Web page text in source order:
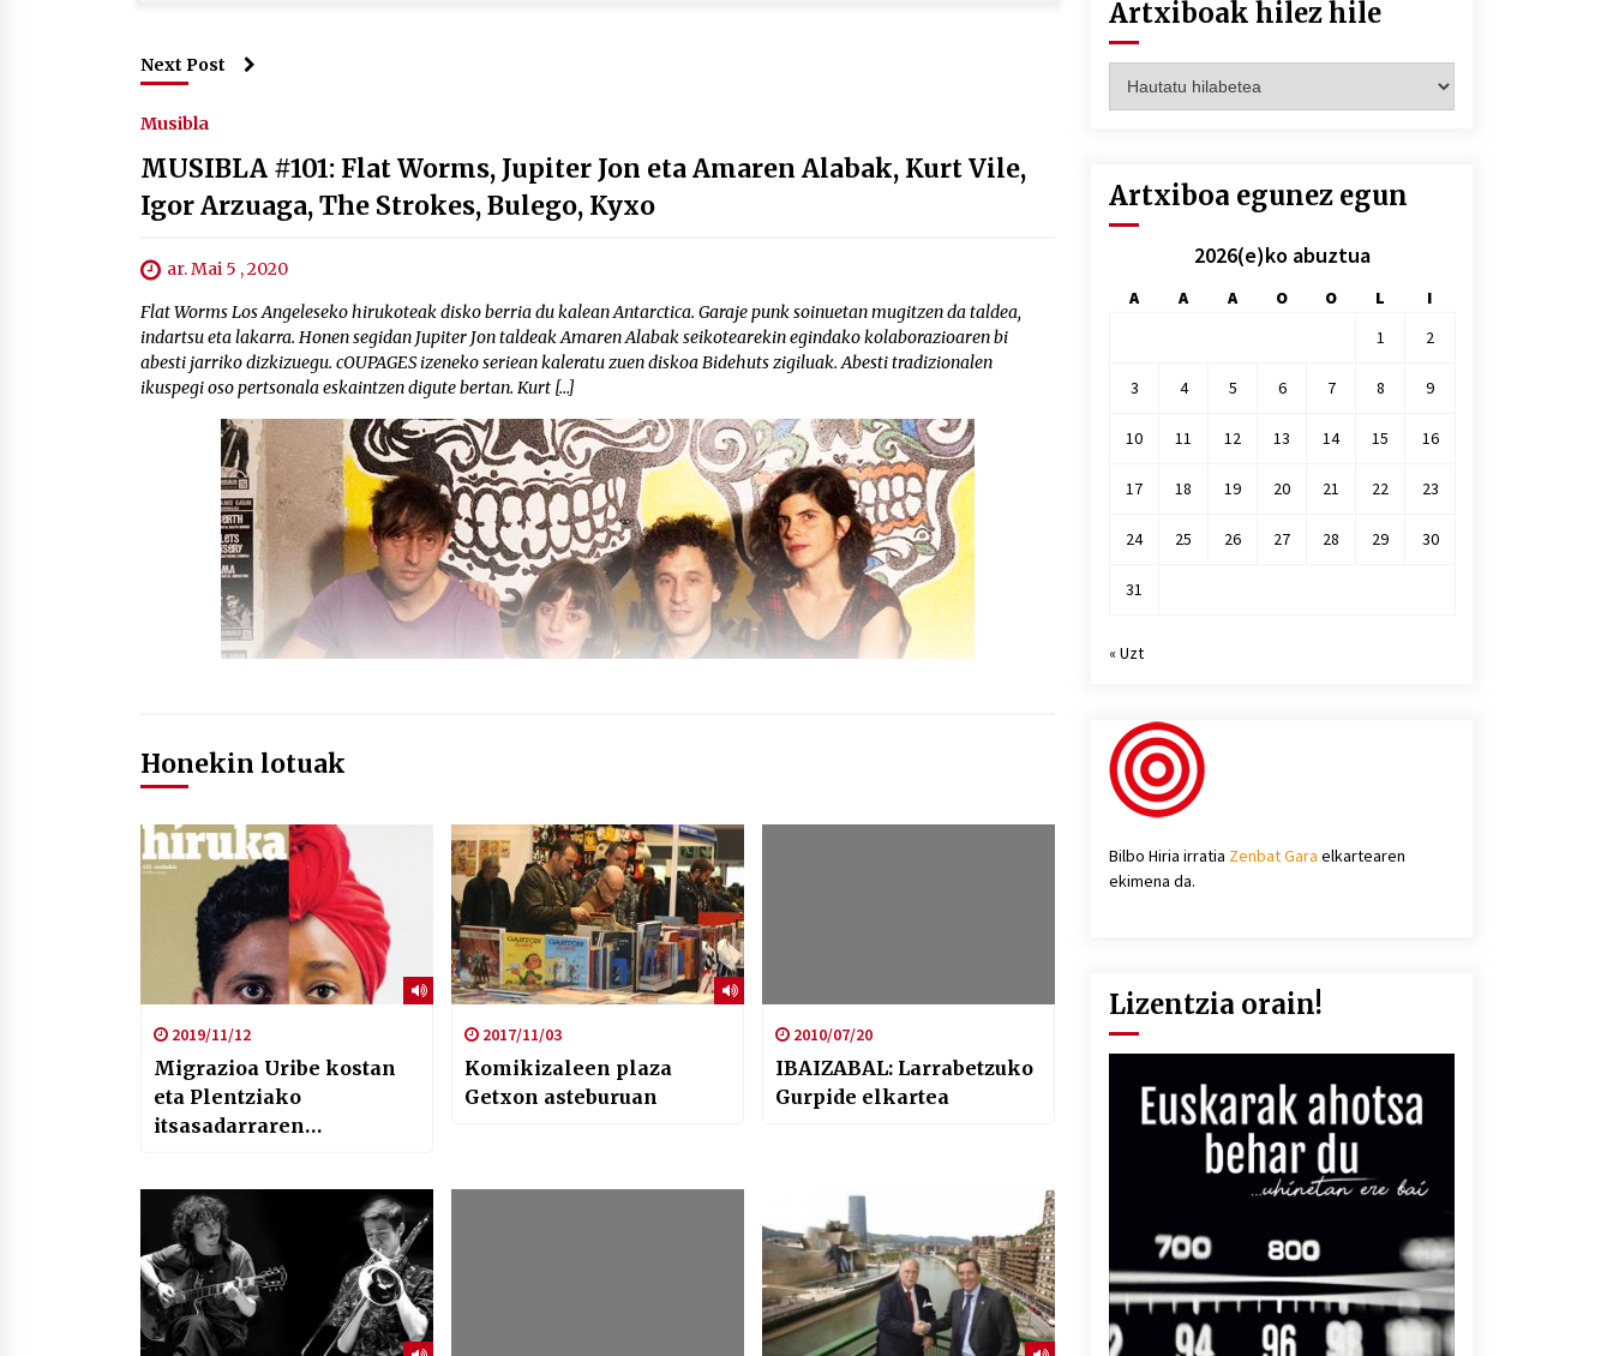
Next Post
Musibla
MUSIBLA #101: Flat Worms, Jupiter Jon eta Amaren Alabak, Kurt Vile,
Igor Arzuaga, The Strokes, Bulego, Kyxo
ar. Mai 5 , 2020
Flat Worms Los Angeleseko hirukoteak disko berria du kalean Antarctica. Garaje punk soinuetan mugitzen da taldea,
indartsu eta lakarra. Honen segidan Jupiter Jon taldeak Amaren Alabak seikotearekin egindako kolaborazioaren bi
abesti jarriko dizkizuegu. cOUPAGES izeneko seriean kaleratu zuen diskoa Bidehuts zigiluak. Abesti tradizionalen
ikuspegi oso pertsonala eskaintzen digute bertan. Kurt […]
Honekin lotuak
2019/11/12
Migrazioa Uribe kostan
eta Plentziako
itsasadarraren
2017/11/03
Komikizaleen plaza
Getxon asteburuan
2010/07/20
IBAIZABAL: Larrabetzuko
Gurpide elkartea
Artxiboak hilez hile
hilez
Artxiboa egunez egun
2026(e)ko abuztua
A A A O O L
I
1
2
3 4 5 6 7 8 9
10 11 12 13 14 15 16
17 18 19 20 21 22 23
24 25 26 27 28 29 30
31
« Uzt
Bilbo Hiria irratia Zenbat Gara elkartearen
ekimena da.
Lizentzia orain!